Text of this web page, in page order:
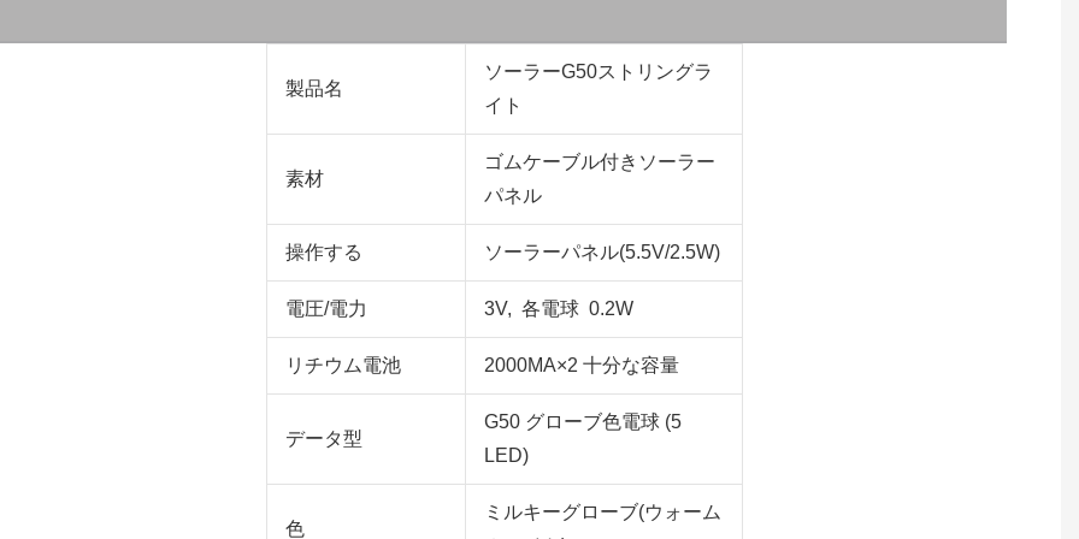
製品名
ソーラーG50ストリングラ
イト
素材
ゴムケーブル付きソーラー
パネル
操作する ソーラーパネル(5.5V/2.5W)
電圧/電力 3V, 各電球 0.2W
リチウム電池 2000MA×2 十分な容量
データ型
G50 グローブ色電球 (5
LED)
色
ミルキーグローブ(ウォーム